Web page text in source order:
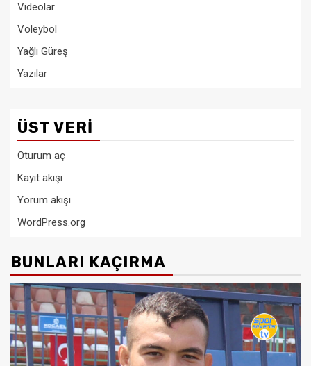
Videolar
Voleybol
Yağlı Güreş
Yazılar
ÜST VERI
Oturum aç
Kayıt akışı
Yorum akışı
WordPress.org
BUNLARI KAÇIRMA